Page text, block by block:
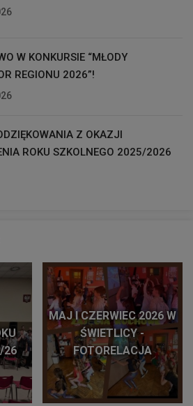
W KONKURSIE “MŁODY
REGIONU 2026”!
Z OKAZJI
ROKU SZKOLNEGO 2025/2026
26
MAJ I CZERWIEC 2026 W
ŚWIETLICY -
FOTORELACJA